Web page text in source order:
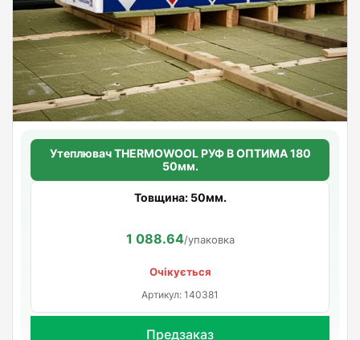
Утеплювач THERMOWOOL РУФ В ОПТИМА 180
50мм.
Товщина: 50мм.
1 088.64/упаковка
Очікується
Артикул: 140381
Предзаказ